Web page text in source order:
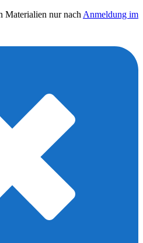
Materialien nur nach Anmeldung im